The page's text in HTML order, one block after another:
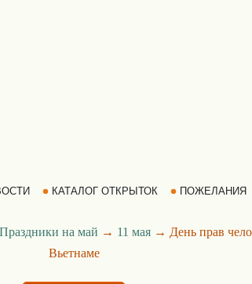
КАТАЛОГ ОТКРЫТОК ПОЖЕЛАНИЯ
Праздники на май → 11 мая→ День прав
Вьетнаме